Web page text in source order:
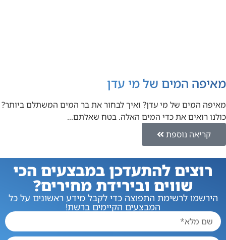
מאיפה המים של מי עדן
מאיפה המים של מי עדן? ואיך לבחור את בר המים המשתלם ביותר?
כולנו רואים את כדי המים האלה. בטח שאלתם…
קריאה נוספת
רוצים להתעדכן במבצעים הכי
שווים ובירידת מחירים?
הירשמו לרשימת התפוצה כדי לקבל מידע ראשונים על כל
המבצעים הקיימים ברשת!